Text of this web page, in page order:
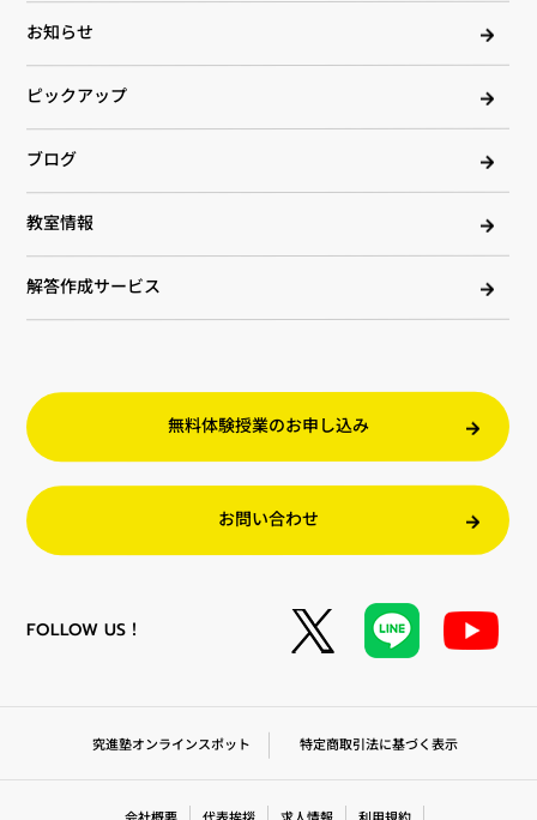
お知らせ
ピックアップ
ブログ
教室情報
解答作成サービス
無料体験授業のお申し込み
お問い合わせ
FOLLOW US！
究進塾オンラインスポット 特定商取引法に基づく表示